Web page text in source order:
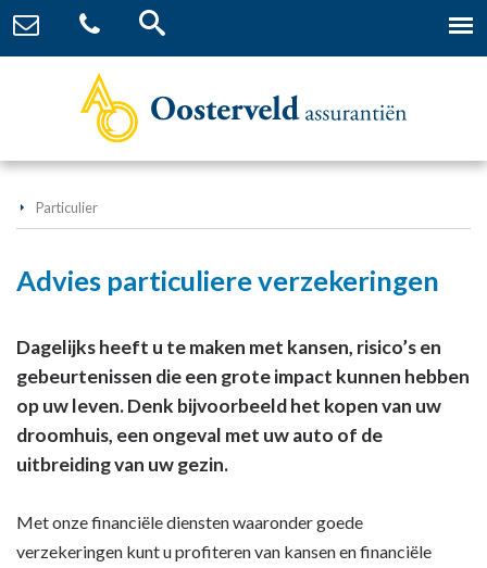
Particulier
Advies particuliere verzekeringen
Dagelijks heeft u te maken met kansen, risico’s en
gebeurtenissen die een grote impact kunnen hebben
op uw leven. Denk bijvoorbeeld het kopen van uw
droomhuis, een ongeval met uw auto of de
uitbreiding van uw gezin.
Met onze financiële diensten waaronder goede
verzekeringen kunt u profiteren van kansen en financiële